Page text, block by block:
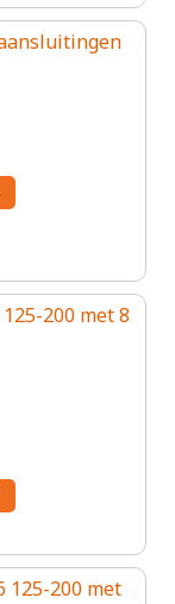
200 met 8
125-200 met